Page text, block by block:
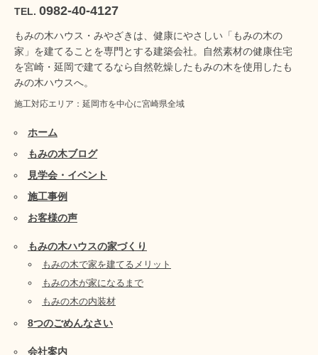
TEL. 0982-40-4127
もみの木ハウス・みやざきは、健康にやさしい「もみの木の
家」を建てることを専門とする建築会社。自然素材の健康住宅
を宮崎・延岡で建てるなら自然乾燥したもみの木を使用したも
みの木ハウスへ。
施工対応エリア：延岡市を中心に宮崎県全域
ホーム
もみの木ブログ
見学会・イベント
施工事例
お客様の声
もみの木ハウスの家づくり
もみの木で家を建てるメリット
もみの木が家になるまで
もみの木の内装材
8つのごめんなさい
会社案内